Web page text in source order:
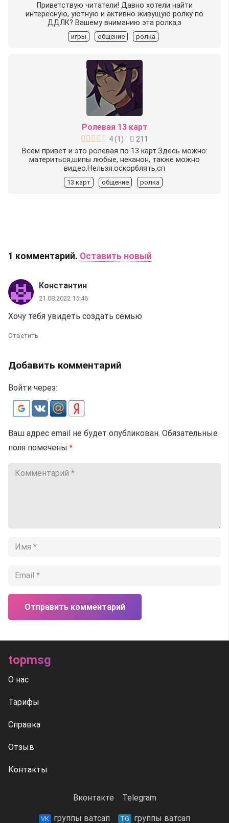
Приветствую читатели! Давно хотели найти
интересную, уютную и активно живущую ролку по
ДДЛК? Вашему вниманию эта ролка,з
игры общение ролка
Ролевая 13 карт
4(1 )
211
Всем привет и это ролевая по 13 карт.Здесь можно:
материться,шипы любые, неканон, также можно
видео.Нельзя:оскорблять,сп
13 карт общение ролка
1 комментарий. Оставить новый
Константин
21.08.2022 15:46
Хочу тебя увидеть создать семью
Ответить
Добавить комментарий
Войти через:
Ваш адрес email не будет опубликован. Обязательные
поля помечены *
Отправить комментарий
topmsg
О нас
Тарифы
Справка
Отзыв
Контакты
Вконтакте Telegram
VK группы ватсап TG группы ватсап